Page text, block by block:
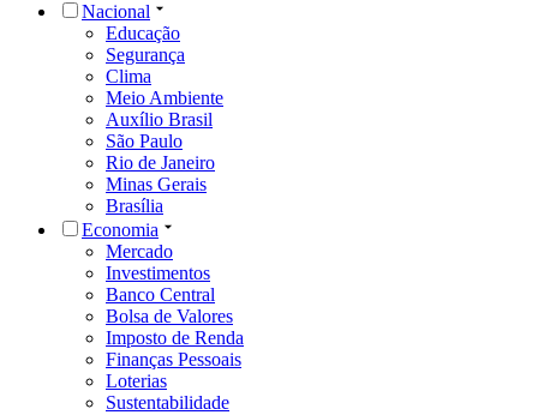
Nacional
Educação
Segurança
Clima
Meio Ambiente
Auxílio Brasil
São Paulo
Rio de Janeiro
Minas Gerais
Brasília
Economia
Mercado
Investimentos
Banco Central
Bolsa de Valores
Imposto de Renda
Finanças Pessoais
Loterias
Sustentabilidade